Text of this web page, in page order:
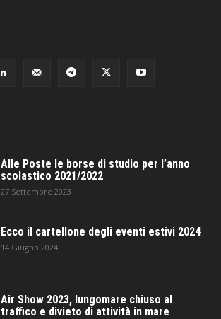
Alle Poste le borse di studio per l’anno
scolastico 2021/2022
27 Settembre 2023
Ecco il cartellone degli eventi estivi 2024
14 Giugno 2024
Air Show 2023, lungomare chiuso al
traffico e divieto di attività in mare